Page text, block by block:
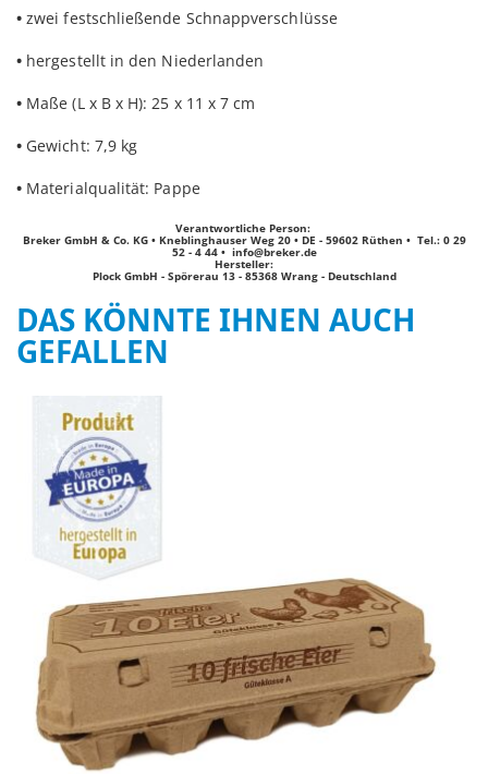
•zwei festschließende Schnappverschlüsse
• hergestellt in den Niederlanden
• Maße (L x B x H): 25 x 11 x 7 cm
• Gewicht: 7,9 kg
• Materialqualität: Pappe
Verantwortliche Person:
Breker GmbH & Co. KG • Kneblinghauser Weg 20 • DE - 59602 Rüthen • Tel.: 0 29
52 - 4 44 • info@breker.de
Hersteller:
Plock GmbH - Spörerau 13 - 85368 Wrang - Deutschland
DAS KÖNNTE IHNEN AUCH
GEFALLEN